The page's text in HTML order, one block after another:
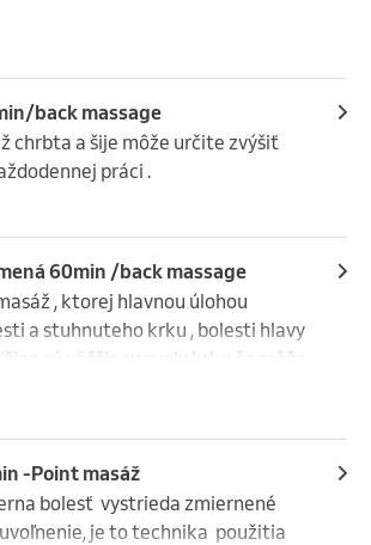
, ktorá  nie je optimalizovaná
vás môže zbaviť bolesti a
back massage
chrbta a šije môže určite zvýšiť
práci .
60min /back massage
, ktorej hlavnou úlohou
a stuhnuteho krku , bolesti hlavy
sú väčšinou svaly krku,čo môže
zlou polohou pri spaní,
počítačom alebo za volantom
-Point masáž
bolesť  vystrieda zmiernené
je to technika  použitia